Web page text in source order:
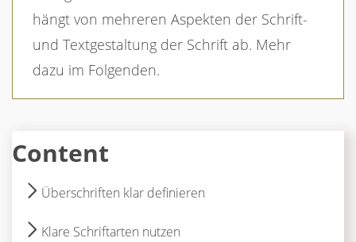
hängt von mehreren Aspekten der Schrift-
und Textgestaltung der Schrift ab. Mehr
dazu im Folgenden.
Content
Überschriften klar definieren
Klare Schriftarten nutzen